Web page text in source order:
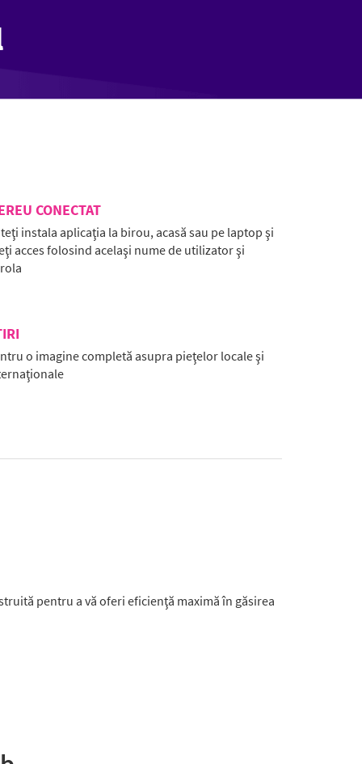
CONECTAT
instala aplicaţia la birou, acasă sau pe laptop şi
acces folosind acelaşi nume de utilizator şi
o imagine completă asupra pieţelor locale şi
pentru a vă oferi eficienţă maximă în găsirea